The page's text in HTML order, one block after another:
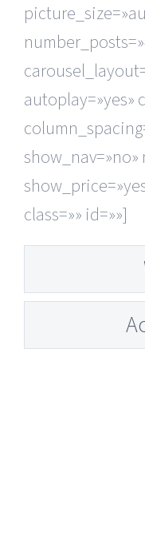
autoplay=»yes»
class=»» id=»»]